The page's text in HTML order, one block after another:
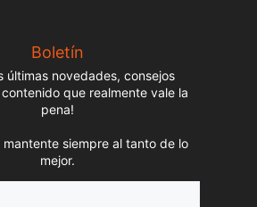
Boletín
últimas novedades, consejos
que realmente vale la
pena!
siempre al tanto de lo
mejor.